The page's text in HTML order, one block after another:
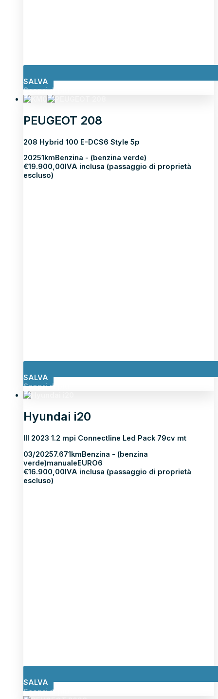
SALVA
Scopri di più
PEUGEOT 208
208 Hybrid 100 E-DCS6 Style 5p
20251kmBenzina - (benzina verde)
€19.900,00 IVA inclusa (passaggio di proprietà
escluso)
SALVA
Scopri di più
Hyundai i20
III 2023 1.2 mpi Connectline Led Pack 79cv mt
03/20257.671kmBenzina - (benzina
verde)manualeEURO6
€16.900,00IVA inclusa (passaggio di proprietà
escluso)
SALVA
Scopri di più